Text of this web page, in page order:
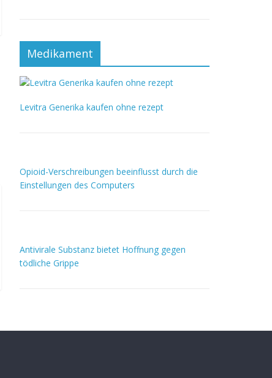
Medikament
Levitra Generika kaufen ohne rezept
Opioid-Verschreibungen beeinflusst durch die
Einstellungen des Computers
Antivirale Substanz bietet Hoffnung gegen
tödliche Grippe